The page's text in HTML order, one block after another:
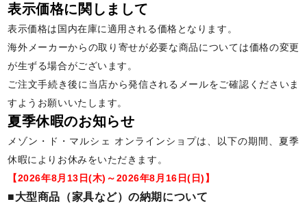
表示価格に関しまして
表示価格は国内在庫に適用される価格となります。
海外メーカーからの取り寄せが必要な商品については価格の変更
が生ずる場合がございます。
ご注文手続き後に当店から発信されるメールをご確認くださいま
すようお願いいたします。
夏季休暇のお知らせ
メゾン・ド・マルシェ オンラインショプは、以下の期間、夏季
休暇によりお休みをいただきます。
【2026年8月13日(木)～2026年8月16日(日)】
■大型商品（家具など）の納期について